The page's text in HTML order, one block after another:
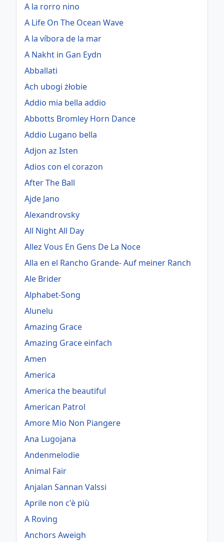
A la rorro nino
A Life On The Ocean Wave
A la víbora de la mar
A Nakht in Gan Eydn
Abballati
Ach ubogi żłobie
Addio mia bella addio
Abbotts Bromley Horn Dance
Addio Lugano bella
Adjon az Isten
Adios con el corazon
After The Ball
Ajde Jano
Alexandrovsky
All Night All Day
Allez Vous En Gens De La Noce
Alla en el Rancho Grande- Auf meiner Ranch
Ale Brider
Alphabet-Song
Alunelu
Amazing Grace
Amazing Grace einfach
Amen
America
America the beautiful
American Patrol
Amore Mio Non Piangere
Ana Lugojana
Andenmelodie
Animal Fair
Anjalan Sannan Valssi
Aprile non c'è più
A Roving
Anchors Aweigh